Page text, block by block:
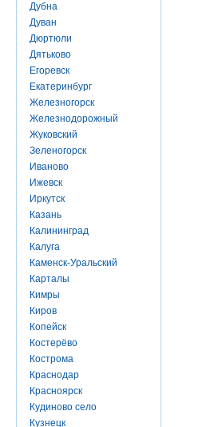
Дубна
Дуван
Дюртюли
Дятьково
Егоревск
Екатеринбург
Железногорск
Железнодорожный
Жуковский
Зеленогорск
Иваново
Ижевск
Иркутск
Казань
Калининград
Калуга
Каменск-Уральский
Карталы
Кимры
Киров
Копейск
Костерёво
Кострома
Краснодар
Красноярск
Кудиново село
Кузнецк